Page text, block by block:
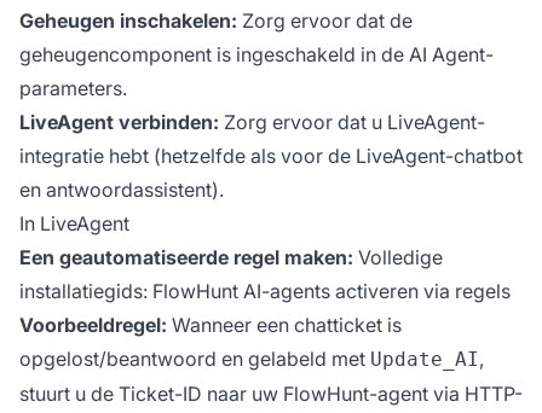
Geheugen inschakelen: Zorg ervoor dat de
geheugencomponent is ingeschakeld in de AI Agent-
parameters.
LiveAgent verbinden: Zorg ervoor dat u LiveAgent-
integratie hebt (hetzelfde als voor de LiveAgent-chatbot
en antwoordassistent).
In LiveAgent
Een geautomatiseerde regel maken: Volledige
installatiegids: FlowHunt AI-agents activeren via regels
Voorbeeldregel: Wanneer een chatticket is
opgelost/beantwoord en gelabeld met Update_AI,
stuurt u de Ticket-ID naar uw FlowHunt-agent via HTTP-